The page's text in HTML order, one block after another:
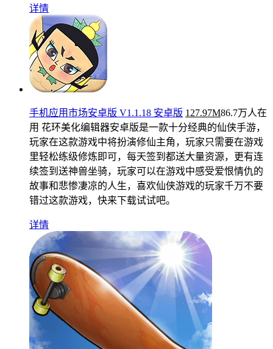
详情
手机应用市场安卓版 V1.1.18 安卓版 127.97M86.7万人在
用 花环美化编辑器安卓版是一款十分经典的仙侠手游，
玩家在这款游戏中将扮演修仙主角，玩家只需要在游戏
里轻松练级修炼即可，每天签到都送大量资源，更有连
续签到送神兽坐骑，玩家可以在游戏中感受爱恨情仇的
故事和悲惨凄凉的人生，喜欢仙侠游戏的玩家千万不要
错过这款游戏，快来下载试试吧。
详情